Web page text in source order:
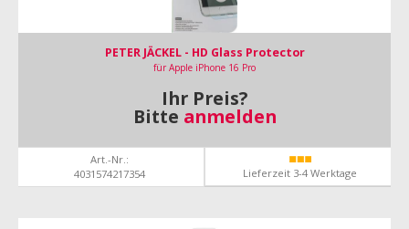
PETER JÄCKEL - HD Glass Protector
für Apple iPhone 16 Pro
Ihr Preis?
Bitte anmelden
Art.-Nr.:
4031574217354
Lieferzeit 3-4 Werktage